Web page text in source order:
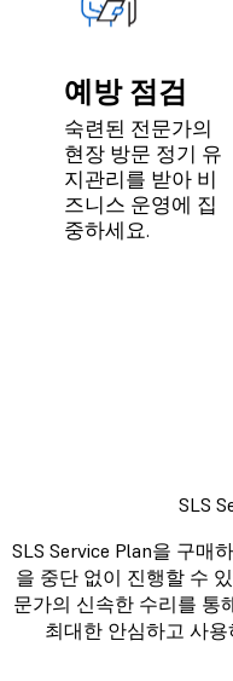
예방 점검
숙련된 전문가의
현장 방문 정기 유
지관리를 받아 비
즈니스 운영에 집
중하세요.
SLS
SLS Service Plan을 구매
을 중단 없이 진행할 수
문가의 신속한 수리를 통
최대한 안심하고 사